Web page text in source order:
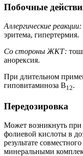
Побочные
Аллергические реакции:
эритема, гипертермия.
Со стороны ЖКТ:
анорексия.
При длительном
гиповитаминоза В12.
Передозировка
Может возникнуть при
фолиевой кислоты в
результате
минеральными